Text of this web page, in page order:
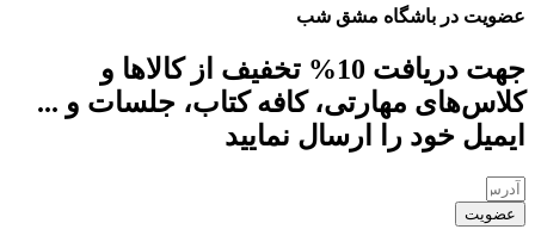
عضویت در باشگاه مشق شب
جهت دریافت 10% تخفیف از کالاها و
کلاس‌های مهارتی، کافه کتاب، جلسات و ...
ایمیل خود را ارسال نمایید
عضویت